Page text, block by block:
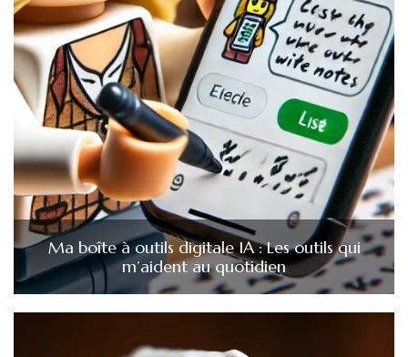
Ma boîte à outils digitale IA : Les outils qui
m’aident au quotidien